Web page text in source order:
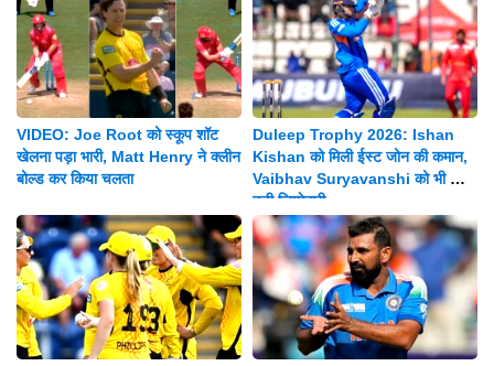
VIDEO: Joe Root को स्कूप शॉट
खेलना पड़ा भारी, Matt Henry ने क्लीन
बोल्ड कर किया चलता
Duleep Trophy 2026: Ishan
Kishan को मिली ईस्ट जोन की कमान,
Vaibhav Suryavanshi को भी मिली
बड़ी जिम्मेदारी